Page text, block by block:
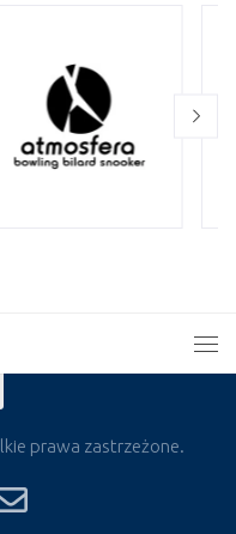
prawa zastrzeżone.